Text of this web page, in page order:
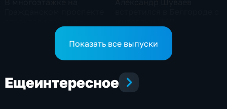
тепловой контур по
временной схемеПоказать все выпуски
Ещеинтересное